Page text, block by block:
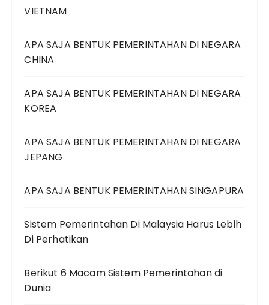
VIETNAM
APA SAJA BENTUK PEMERINTAHAN DI NEGARA
CHINA
APA SAJA BENTUK PEMERINTAHAN DI NEGARA
KOREA
APA SAJA BENTUK PEMERINTAHAN DI NEGARA
JEPANG
APA SAJA BENTUK PEMERINTAHAN SINGAPURA
Sistem Pemerintahan Di Malaysia Harus Lebih
Di Perhatikan
Berikut 6 Macam Sistem Pemerintahan di
Dunia